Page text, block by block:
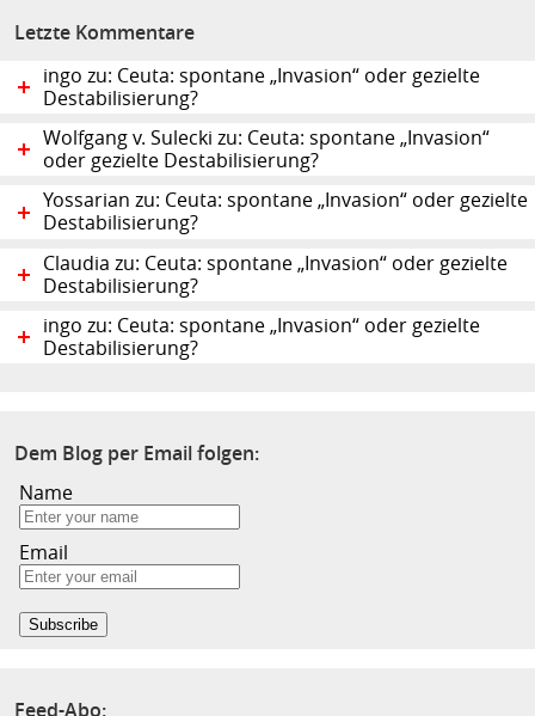
Letzte Kommentare
ingo zu: Ceuta: spontane „Invasion“ oder gezielte
Destabilisierung?
Wolfgang v. Sulecki zu: Ceuta: spontane „Invasion“
oder gezielte Destabilisierung?
Yossarian zu: Ceuta: spontane „Invasion“ oder gezielte
Destabilisierung?
Claudia zu: Ceuta: spontane „Invasion“ oder gezielte
Destabilisierung?
ingo zu: Ceuta: spontane „Invasion“ oder gezielte
Destabilisierung?
Dem Blog per Email folgen:
Name
Email
Feed-Abo: